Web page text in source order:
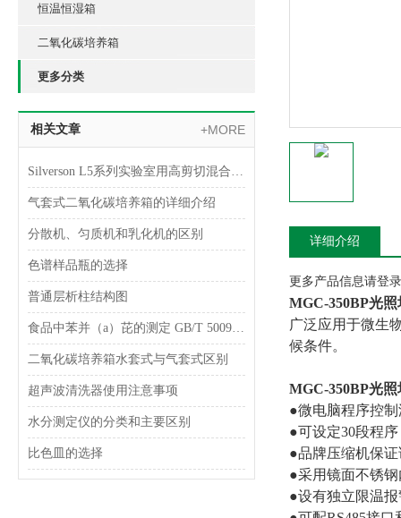
恒温恒湿箱
二氧化碳培养箱
更多分类
相关文章 +MORE
Silverson L5系列实验室用高剪切混合乳化器
气套式二氧化碳培养箱的详细介绍
分散机、匀质机和乳化机的区别
色谱样品瓶的选择
普通层析柱结构图
食品中苯并（a）芘的测定 GB/T 5009.27-2003
二氧化碳培养箱水套式与气套式区别
超声波清洗器使用注意事项
水分测定仪的分类和主要区别
比色皿的选择
详细介绍
更多产品信息请登
MGC-350BP光
广泛应用于微生
候条件。
MGC-350BP光
●微电脑程序控
●可设定30段程
●品牌压缩机保
●采用镜面不锈
●设有独立限温